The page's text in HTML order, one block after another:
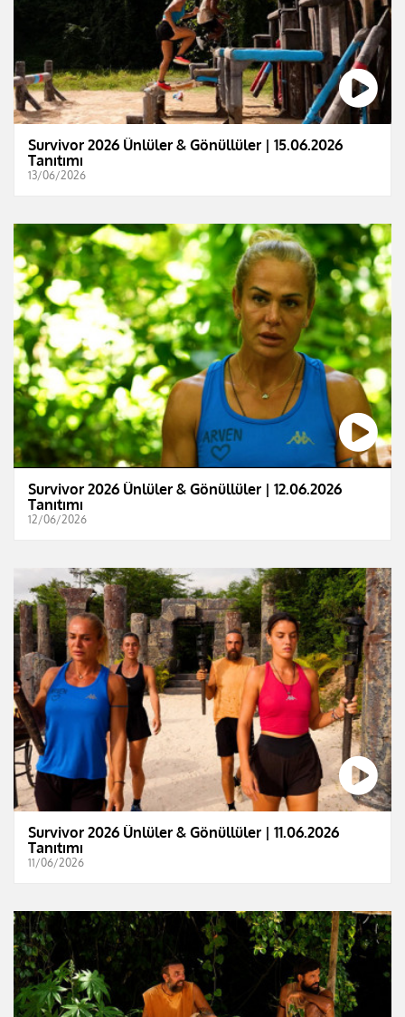
Survivor 2026 Ünlüler & Gönüllüler | 15.06.2026
Tanıtımı
13/06/2026
Survivor 2026 Ünlüler & Gönüllüler | 12.06.2026
Tanıtımı
12/06/2026
Survivor 2026 Ünlüler & Gönüllüler | 11.06.2026
Tanıtımı
11/06/2026